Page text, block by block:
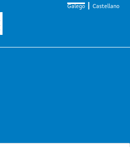
Galego Castellano